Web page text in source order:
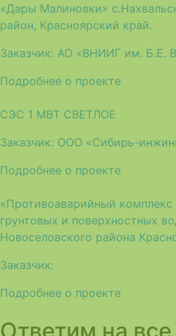
«Дары Малиновки»
район, Красноярский край.
Заказчик: АО «ВНИИГ им. Б.Е.
Подробнее о проекте
СЭС 1 МВТ СВЕТЛОЕ
Заказчик: ООО «Сибирь-
Подробнее о проекте
«Противоаварийный
грунтовых и поверхностных
Новоселовского района
Заказчик:
Подробнее о проекте